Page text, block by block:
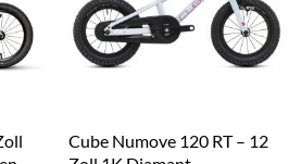
Cube Numove 120 RT – 12